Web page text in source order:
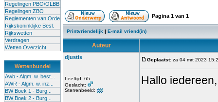
Regelingen PBO/OLBB
Regelingen ZBO
Reglementen van Orde
Rijkskoninklijke Besl.
Rijkswetten
Verdragen
Wetten Overzicht
Wettenbundel
Awb - Algm. w. best...
AWR - Algm. w. inz...
BW Boek 1 - Burg...
BW Boek 2 - Burg...
Pagina 1 van 1
Printvriendelijk | E-mail vriend(in)
Auteur
djustis
Leeftijd: 65
Geslacht:
Sterrenbeeld:
Geplaatst: za 04 mrt 2023
Hallo iedereen,